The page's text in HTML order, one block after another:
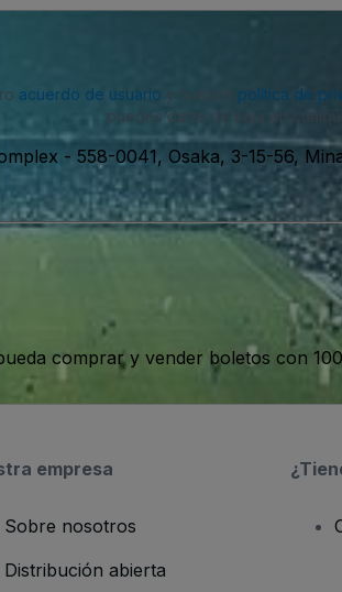
acuerdo de usuario política de
puedes darte de baja en
- 558-0041, Osaka, 3-15-56,
comprar y vender boletos con
empresa
Sobre nosotros
Distribución abierta